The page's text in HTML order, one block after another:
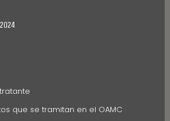
que se tramitan en el OAMC